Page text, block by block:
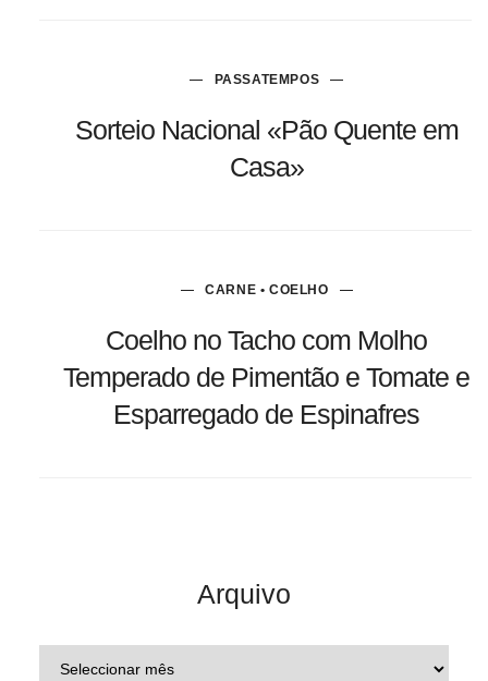
PASSATEMPOS
Sorteio Nacional «Pão Quente em
Casa»
CARNE • COELHO
Coelho no Tacho com Molho
Temperado de Pimentão e Tomate e
Esparregado de Espinafres
Arquivo